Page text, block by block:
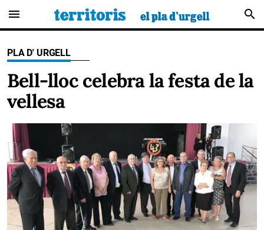
menu search
PLA D' URGELL
Bell-lloc celebra la festa de la
vellesa